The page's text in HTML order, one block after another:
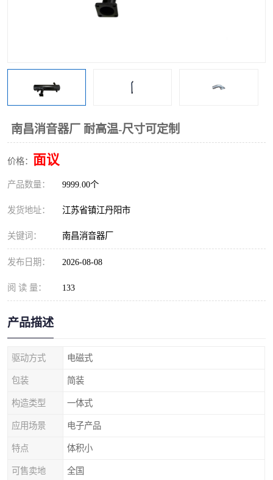
南昌消音器厂 耐高温-尺寸可定制
价格： 面议
产品数量： 9999.00个
发货地址： 江苏省镇江丹阳市
关键词： 南昌消音器厂
发布日期： 2026-08-08
阅 读 量： 133
产品描述
驱动方式 电磁式
包装 简装
构造类型 一体式
应用场景 电子产品
特点 体积小
可售卖地 全国